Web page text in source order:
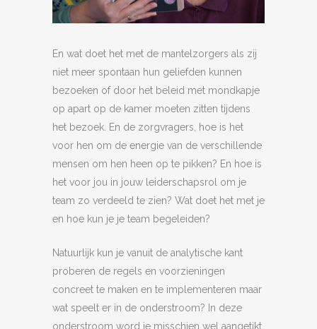
En wat doet het met de mantelzorgers als zij
niet meer spontaan hun geliefden kunnen
bezoeken of door het beleid met mondkapje
op apart op de kamer moeten zitten tijdens
het bezoek. En de zorgvragers, hoe is het
voor hen om de energie van de verschillende
mensen om hen heen op te pikken? En hoe is
het voor jou in jouw leiderschapsrol om je
team zo verdeeld te zien? Wat doet het met je
en hoe kun je je team begeleiden?
Natuurlijk kun je vanuit de analytische kant
proberen de regels en voorzieningen
concreet te maken en te implementeren maar
wat speelt er in de onderstroom? In deze
onderstroom word je misschien wel aangetikt